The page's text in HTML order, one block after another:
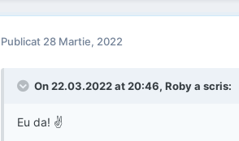
Publicat 28 Martie, 2022
On 22.03.2022 at 20:46, Roby a scris:
Eu da! ✌